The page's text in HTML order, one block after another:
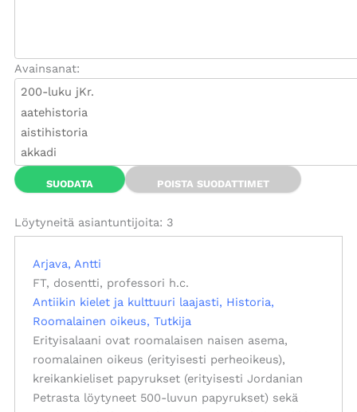
Avainsanat:
Löytyneitä asiantuntijoita: 3
Arjava, Antti
FT, dosentti, professori h.c.
Antiikin kielet ja kulttuuri laajasti
Historia
Roomalainen oikeus Tutkija
Erityisalaani ovat roomalaisen naisen asema,
roomalainen oikeus (erityisesti perheoikeus),
kreikankieliset papyrukset (erityisesti Jordanian
Petrasta löytyneet 500-luvun papyrukset) sekä